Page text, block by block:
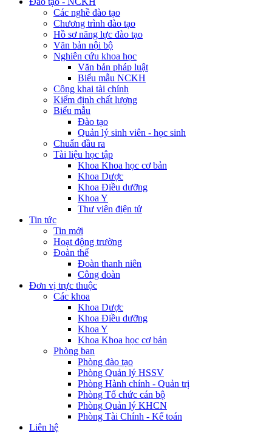
Các nghề đào tạo
Chương trình đào tạo
Hồ sơ năng lực đào tạo
Văn bản nội bộ
Nghiên cứu khoa học
Văn bản pháp luật
Biểu mẫu NCKH
Công khai tài chính
Kiểm định chất lượng
Biểu mẫu
Đào tạo
Quản lý sinh viên - học sinh
Chuẩn đầu ra
Tài liệu học tập
Khoa Khoa học cơ bản
Khoa Dược
Khoa Điều dưỡng
Khoa Y
Thư viên điện tử
Tin tức
Tin mới
Hoạt động trường
Đoàn thể
Đoàn thanh niên
Công đoàn
Đơn vị trực thuộc
Các khoa
Khoa Dược
Khoa Điều dưỡng
Khoa Y
Khoa Khoa học cơ bản
Phòng ban
Phòng đào tạo
Phòng Quản lý HSSV
Phòng Hành chính - Quản trị
Phòng Tổ chức cán bộ
Phòng Quản lý KHCN
Phòng Tài Chính - Kế toán
Liên hệ